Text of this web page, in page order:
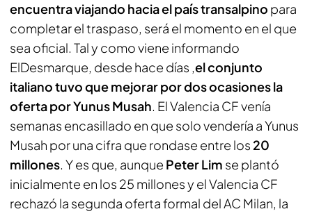
encuentra viajando hacia el país transalpino para
completar el traspaso, será el momento en el que
sea oficial. Tal y como viene informando
ElDesmarque, desde hace días ,el conjunto
italiano tuvo que mejorar por dos ocasiones la
oferta por Yunus Musah. El Valencia CF venía
semanas encasillado en que solo vendería a Yunus
Musah por una cifra que rondase entre los 20
millones. Y es que, aunque Peter Lim se plantó
inicialmente en los 25 millones y el Valencia CF
rechazó la segunda oferta formal del AC Milan, la